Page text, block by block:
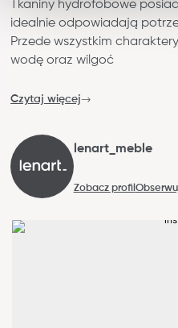
Tkaniny hydrofobowe
idealnie odpowiadają
Przede wszystkim
wodę oraz wilgoć
Czytaj więcej
lenart_meble
Zobacz profil Obserwuj